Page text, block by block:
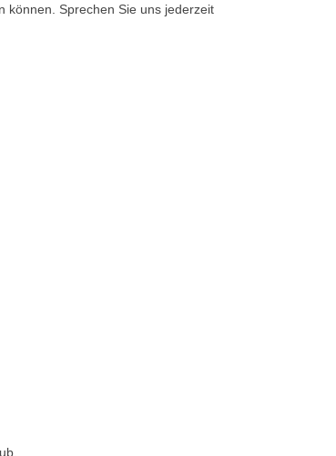
können. Sprechen Sie uns jederzeit